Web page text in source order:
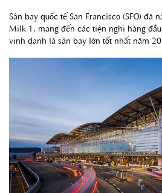
Sân bay quốc tế San Francisco (SFO) đã
Milk 1, mang đến các tiện nghi hàng
vinh danh là sân bay lớn tốt nhất năm